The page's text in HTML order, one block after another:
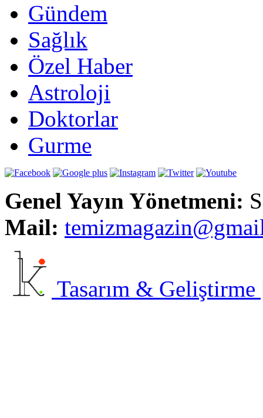
Gündem
Sağlık
Özel Haber
Astroloji
Doktorlar
Gurme
Genel Yayın Yönetmeni:
Mail: t
Tasarım &